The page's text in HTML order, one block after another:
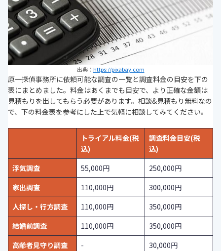
出典： https://pixabay.com
原一探偵事務所に依頼可能な調査の一覧と調査料金の目安を下の
表にまとめました。料金はあくまでも目安で、より正確な金額は
見積もりを出してもらう必要があります。相談&見積もり無料なの
で、下の料金表を参考にした上で気軽に相談してみてください。
トライアル料金(税
込)
調査料金目安(税
込)
浮気調査
55,000円
250,000円
家出調査
110,000円
300,000円
人探し・行方調査
110,000円
350,000円
結婚前調査
110,000円
350,000円
高齢者見守り調査
-
30,000円